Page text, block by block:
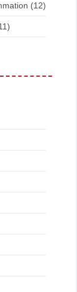
(12)